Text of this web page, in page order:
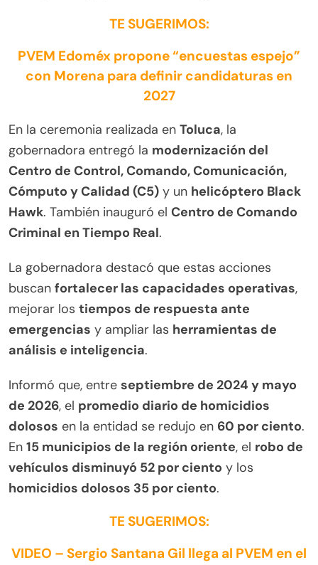
TE SUGERIMOS:
PVEM Edoméx propone “encuestas espejo”
con Morena para definir candidaturas en
2027
En la ceremonia realizada en Toluca, la
gobernadora entregó la modernización del
Centro de Control, Comando, Comunicación,
Cómputo y Calidad (C5) y un helicóptero Black
Hawk. También inauguró el Centro de Comando
Criminal en Tiempo Real.
La gobernadora destacó que estas acciones
buscan fortalecer las capacidades operativas,
mejorar los tiempos de respuesta ante
emergencias y ampliar las herramientas de
análisis e inteligencia.
Informó que, entre septiembre de 2024 y mayo
de 2026, el promedio diario de homicidios
dolosos en la entidad se redujo en 60 por ciento.
En 15 municipios de la región oriente, el robo de
vehículos disminuyó 52 por ciento y los
homicidios dolosos 35 por ciento.
TE SUGERIMOS:
VIDEO – Sergio Santana Gil llega al PVEM en el